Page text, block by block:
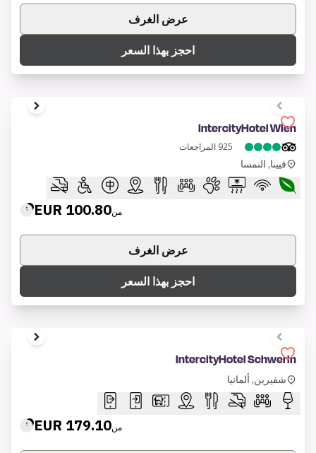
عرض الغرف
احجز بهذا السعر
1 of 9
IntercityHotel Wien
925 المراجعات
فيينا, النمسا
من100.80 EUR
عرض الغرف
احجز بهذا السعر
1 of 7
IntercityHotel Schwerin
شفيرين, ألمانيا
من179.10 EUR